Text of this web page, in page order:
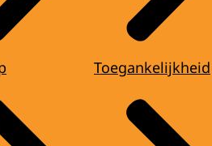
Toegankelijkheid